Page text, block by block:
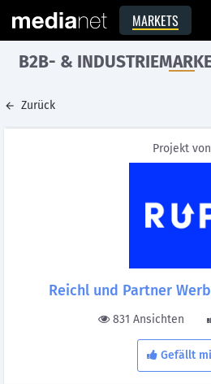
MARKETS
B2B- &
Zurück
Projekt von
Reichl und Partner
831 Ansichten
Gefällt